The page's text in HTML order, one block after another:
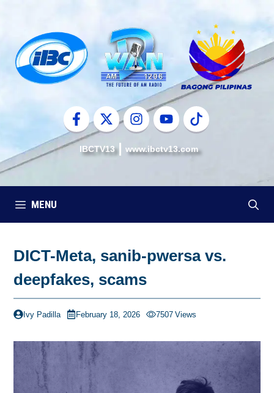
content
IBCTV13 www.ibctv13.com
MENU
DICT-Meta, sanib-pwersa vs.
deepfakes, scams
Ivy Padilla February 18, 2026 7507 Views